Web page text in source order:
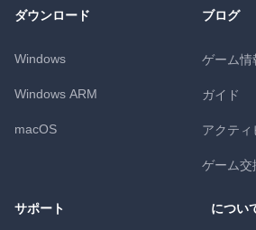
ダウンロード
Windows
Windows ARM
macOS
ブログ
ゲーム情
ガイド
アクティ
ゲーム交
サポート につい